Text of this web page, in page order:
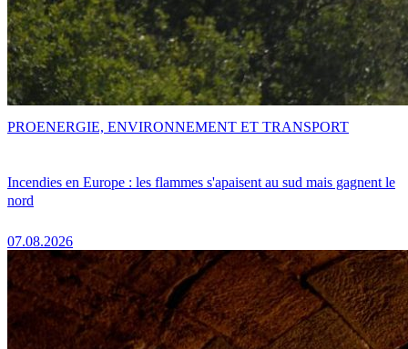
Incendies en Europe : les flammes s'apaisent au sud mais gagnent le
nord
07.08.2026
PROENERGIE, ENVIRONNEMENT ET TRANSPORT